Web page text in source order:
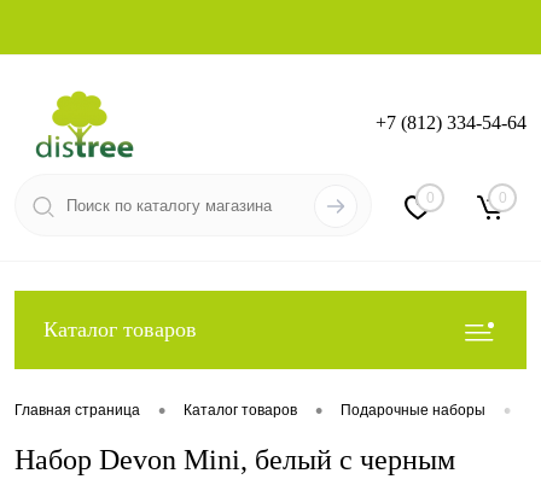
Вход Регистрация
+7 (812) 334-54-64
0 0
Каталог товаров
Главная страница • Каталог товаров • Подарочные наборы •
Набор Devon Mini, белый с черным